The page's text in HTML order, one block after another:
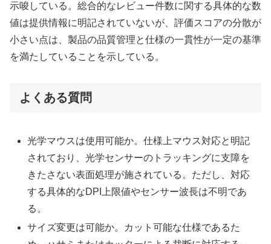
示唆している。総合的なレビュー件数に関する具体的な数
値は提供情報に明記されていないが、評価スコアの分散が
小さい点は、製品の品質管理と仕様の一貫性が一定の基準
を満たしていることを示している。
よくある質問
光学マウスは使用可能か。仕様上マウス対応と明記
されており、光学センサーのトラッキングに支障を
きたさない表面処理が施されている。ただし、対応
する具体的なDPI上限値やセンサー波長は不明であ
る。
サイズ変更は可能か。カット可能な仕様であるた